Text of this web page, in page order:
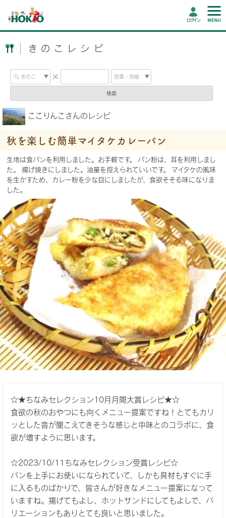
ログイン
きのこレシピ
検索
ここりんこさんのレシピ
秋を楽しむ簡単マイタケカレーパン
生地は食パンを利用しました。お手軽です。 パン粉は、耳を利用しまし
た。 揚げ焼きにしました。油量を控えられていいです。 マイタケの風味
を生かすため、カレー粉を少な目にしましたが、食欲そそる味になりま
した。
☆★ちなみセレクション10月月間大賞レシピ★☆
食欲の秋のおやつにも向くメニュー提案ですね！とてもカリ
ッとした音が聞こえてきそうな感じと中味とのコラボに、食
欲が増すように思います。
☆2023/10/11ちなみセレクション受賞レシピ☆
パンを上手にお使いになられていて、しかも具材もすぐに手
に入るものばかりで、皆さんが好きなメニュー提案になって
いますね。揚げてもよし、ホットサンドにしてもよしで、バ
リエーションもありとても良いと思いました。